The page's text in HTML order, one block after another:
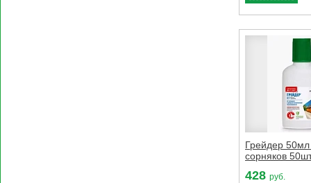
Грейдер 50мл
сорняков
428 руб.